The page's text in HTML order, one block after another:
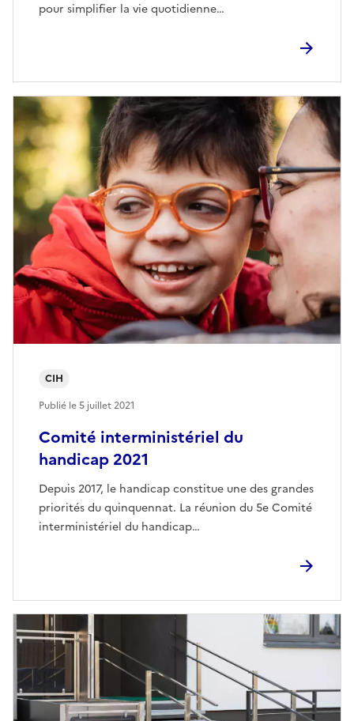
pour simplifier la vie quotidienne…
Comité interministériel du
handicap 2021
Depuis 2017, le handicap constitue une des grandes
priorités du quinquennat. La réunion du 5e Comité
interministériel du handicap…
CIH
Publié le5 juillet 2021